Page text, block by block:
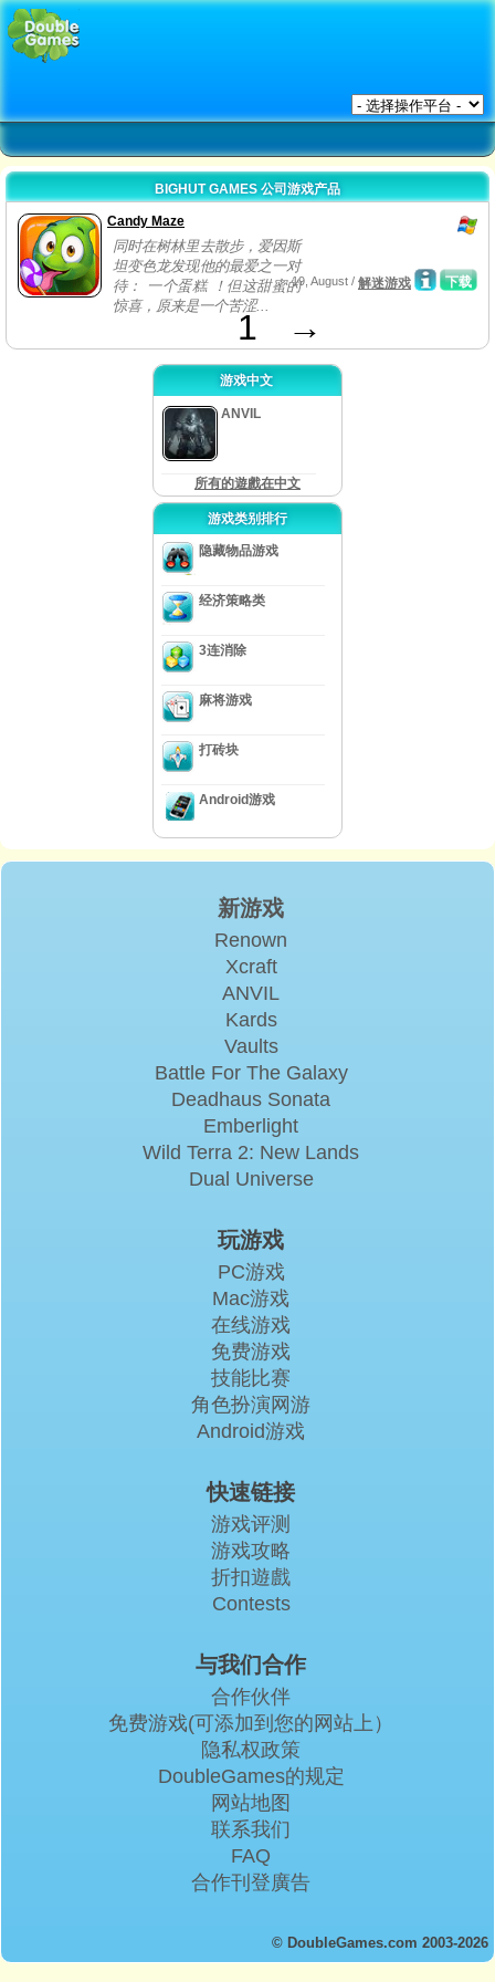
BIGHUT GAMES 公司游戏产品
Candy Maze
同时在树林里去散步，爱因斯
坦变色龙发现他的最爱之一对
待： 一个蛋糕 ！但这甜蜜的
惊喜，原来是一个苦涩...
下载
19, August / 解迷游戏
1 →
游戏中文
ANVIL
所有的遊戲在中文
游戏类别排行
隐藏物品游戏
经济策略类
3连消除
麻将游戏
打砖块
Android游戏
新游戏
Renown
Xcraft
ANVIL
Kards
Vaults
Battle For The Galaxy
Deadhaus Sonata
Emberlight
Wild Terra 2: New Lands
Dual Universe
玩游戏
PC游戏
Mac游戏
在线游戏
免费游戏
技能比赛
角色扮演网游
Android游戏
快速链接
游戏评测
游戏攻略
折扣遊戲
Contests
与我们合作
合作伙伴
免费游戏(可添加到您的网站上）
隐私权政策
DoubleGames的规定
网站地图
联系我们
FAQ
合作刊登廣告
© DoubleGames.com 2003-2026